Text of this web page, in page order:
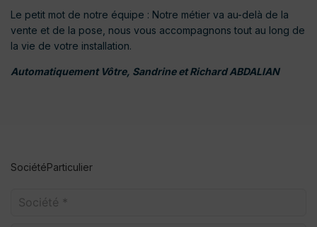
Le petit mot de notre équipe : Notre métier va au-delà de la
vente et de la pose, nous vous accompagnons tout au long de
la vie de votre installation.
Automatiquement Vôtre, Sandrine et Richard ABDALIAN
SociétéParticulier